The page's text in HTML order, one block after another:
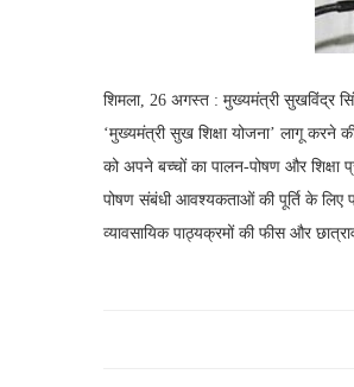
शिमला, 26 अगस्त : मुख्यमंत्री सुखविंद्र
‘मुख्यमंत्री सुख शिक्षा योजना’ लागू करने
को अपने बच्चों का पालन-पोषण और शिक्षा
पोषण संबंधी आवश्यकताओं की पूर्ति के लिए
व्यावसायिक पाठ्यक्रमों की फीस और